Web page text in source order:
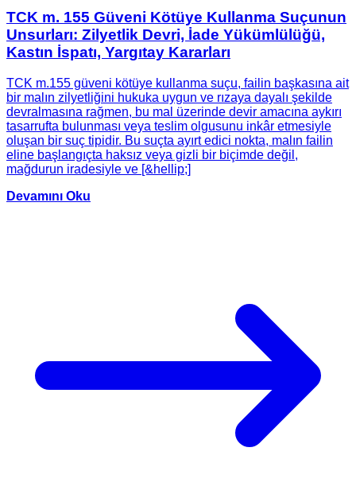
TCK m. 155 Güveni Kötüye Kullanma Suçunun
Unsurları: Zilyetlik Devri, İade Yükümlülüğü,
Kastın İspatı, Yargıtay Kararları
TCK m.155 güveni kötüye kullanma suçu, failin başkasına ait
bir malın zilyetliğini hukuka uygun ve rızaya dayalı şekilde
devralmasına rağmen, bu mal üzerinde devir amacına aykırı
tasarrufta bulunması veya teslim olgusunu inkâr etmesiyle
oluşan bir suç tipidir. Bu suçta ayırt edici nokta, malın failin
eline başlangıçta haksız veya gizli bir biçimde değil,
mağdurun iradesiyle ve [&hellip;]
Devamını Oku